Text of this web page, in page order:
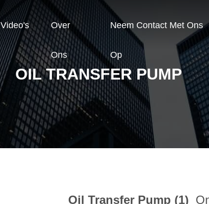
Video's Over
Ons
Neem Contact Met Ons
Op
OIL TRANSFER PUMP
Oil Transfer Pump (1)